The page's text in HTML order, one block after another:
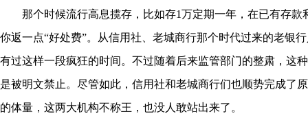
那个时候流行高息揽存，比如存1万定期一年，在已有存款
你返一点“好处费”。从信用社、老城商行那个时代过来的老银
有过这样一段疯狂的时间。不过随着后来监管部门的整肃，这
是被明文禁止。尽管如此，信用社和老城商行们也顺势完成了
的体量，这两大机构不称王，也没人敢站出来了。